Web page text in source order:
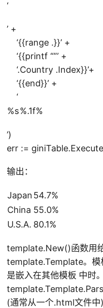
‘
’ +
‘{{range .}}’ +
‘{{printf “”’ +
‘.Country .Index}}’+
‘{{end}}’ +
‘
%s%.1f%
’)
err :=
输出：
Japan54.7%
China 55.0%
U.S.A. 80.1%
template.New()函数用
template.Template。模
是嵌入在其他模板 中时。
(通常从一个.html文件中